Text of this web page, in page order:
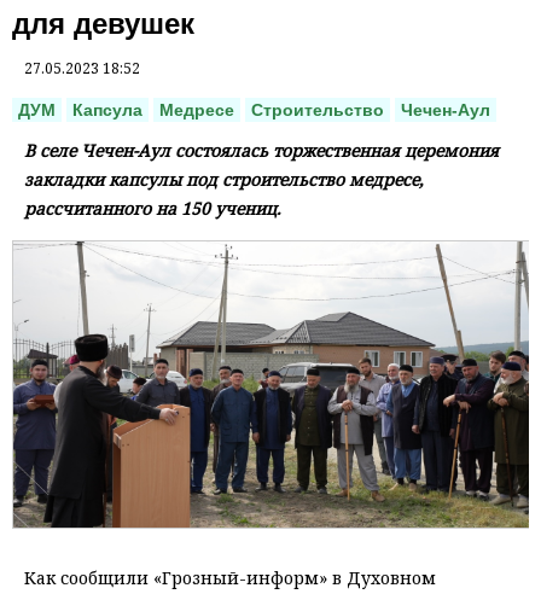
для девушек
27.05.2023 18:52
ДУМ Капсула Медресе Строительство Чечен-Аул
В селе Чечен-Аул состоялась торжественная церемония
закладки капсулы под строительство медресе,
рассчитанного на 150 учениц.
Как сообщили «Грозный-информ» в Духовном